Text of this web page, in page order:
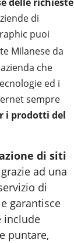
di
puoi
Milanese da
che
ed i
sempre
i prodotti del
di siti
ad una
di
garantisce
include
puntare,